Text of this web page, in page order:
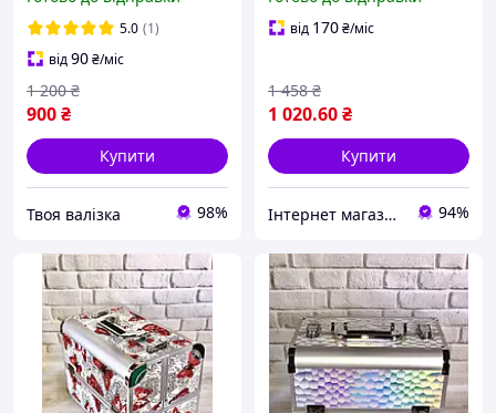
5.0 (1)
від90₴/міс
900₴
1 200 ₴
Купити
Твоя валізка 98%
від 170₴/міс
1 020.60₴
1 458 ₴
Купити
Інтернет магазин Сенс 94%